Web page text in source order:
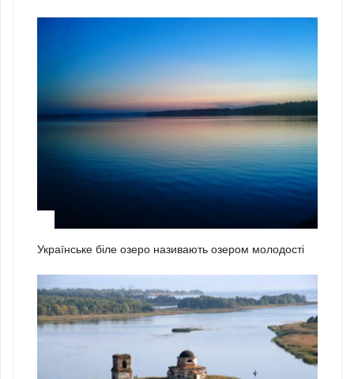
Українське біле озеро називають озером молодості